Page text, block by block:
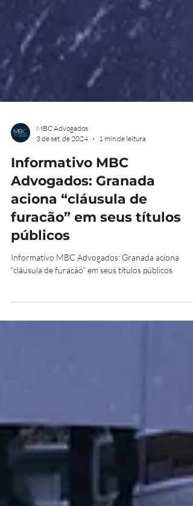
3 de set. de 2024
1 min de leitura
Informativo MBC
Advogados: Granada
aciona “cláusula de
furacão” em seus títulos
públicos